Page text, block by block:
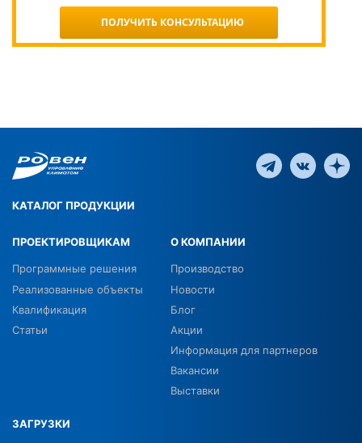
ПОЛУЧИТЬ КОНСУЛЬТАЦИЮ
КАТАЛОГ ПРОДУКЦИИ
ПРОЕКТИРОВЩИКАМ
Программные решения
Реализованные объекты
Квалификация
Статьи
О КОМПАНИИ
Производство
Новости
Блог
Акции
Информация для партнеров
Вакансии
Выставки
ЗАГРУЗКИ